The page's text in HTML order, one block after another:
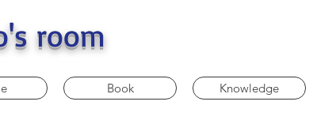
room
Book Knowledge